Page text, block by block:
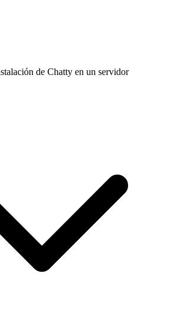
de Chatty en un servidor